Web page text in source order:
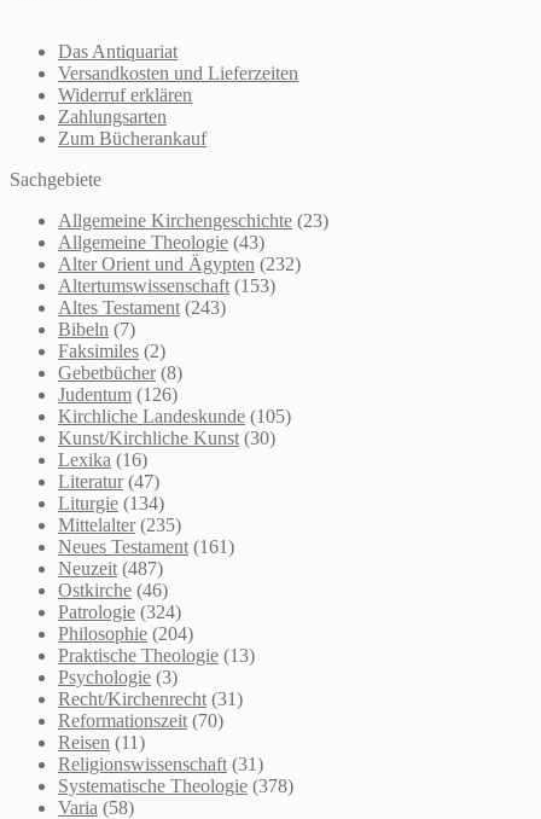
Das Antiquariat
Versandkosten und Lieferzeiten
Widerruf erklären
Zahlungsarten
Zum Bücherankauf
Sachgebiete
Allgemeine Kirchengeschichte (23)
Allgemeine Theologie (43)
Alter Orient und Ägypten (232)
Altertumswissenschaft (153)
Altes Testament (243)
Bibeln (7)
Faksimiles (2)
Gebetbücher (8)
Judentum (126)
Kirchliche Landeskunde (105)
Kunst/Kirchliche Kunst (30)
Lexika (16)
Literatur (47)
Liturgie (134)
Mittelalter (235)
Neues Testament (161)
Neuzeit (487)
Ostkirche (46)
Patrologie (324)
Philosophie (204)
Praktische Theologie (13)
Psychologie (3)
Recht/Kirchenrecht (31)
Reformationszeit (70)
Reisen (11)
Religionswissenschaft (31)
Systematische Theologie (378)
Varia (58)